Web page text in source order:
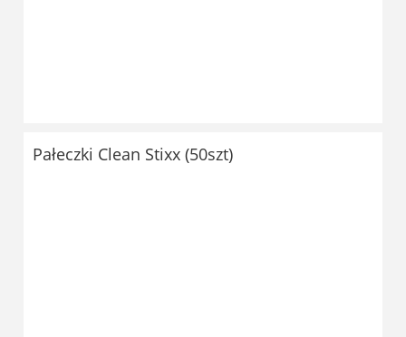
Pałeczki Clean Stixx (50szt)